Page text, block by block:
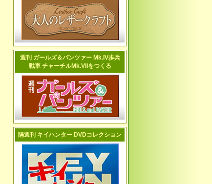
週刊 ガールズ＆パンツァー Mk.IV歩兵
戦車 チャーチルMk.VIIをつくる
隔週刊 キイハンター DVDコレクション